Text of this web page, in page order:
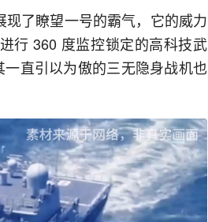
了瞭望一号的霸气，它的威力
行 360 度监控锁定的高科技武
直引以为傲的三无隐身战机也